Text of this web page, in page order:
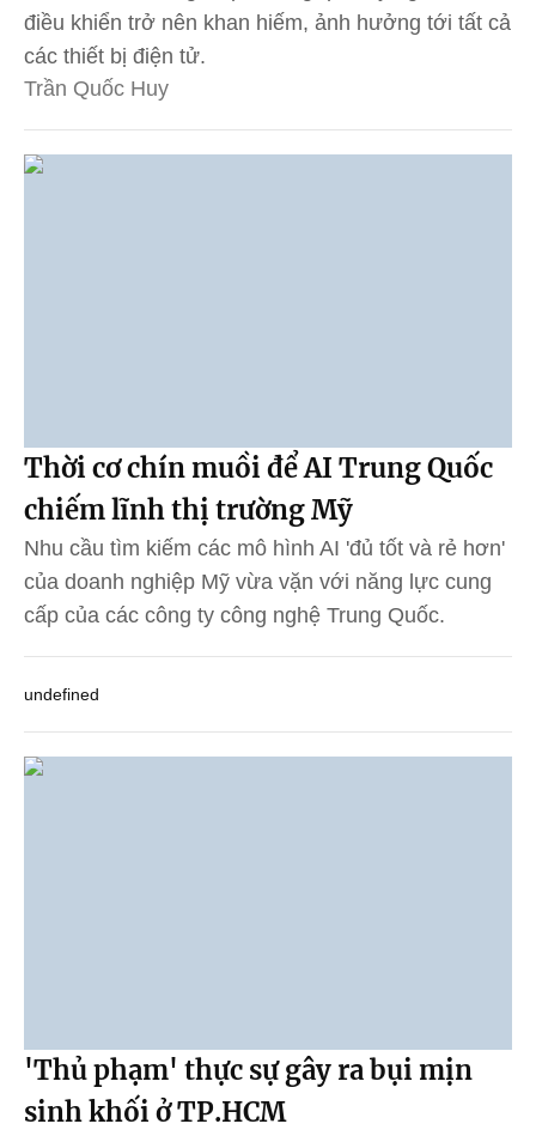
điều khiển trở nên khan hiếm, ảnh hưởng tới tất cả
các thiết bị điện tử.
Trần Quốc Huy
Thời cơ chín muồi để AI Trung Quốc
chiếm lĩnh thị trường Mỹ
Nhu cầu tìm kiếm các mô hình AI 'đủ tốt và rẻ hơn'
của doanh nghiệp Mỹ vừa vặn với năng lực cung
cấp của các công ty công nghệ Trung Quốc.
undefined
'Thủ phạm' thực sự gây ra bụi mịn
sinh khối ở TP.HCM